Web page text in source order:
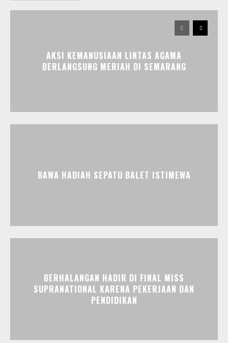
AKSI KEMANUSIAAN LINTAS AGAMA
BERLANGSUNG MERIAH DI SEMARANG
BAWA HADIAH SEPATU BALET ISTIMEWA
BERHALANGAN HADIR DI FINAL MISS
SUPRANATIONAL KARENA PEKERJAAN DAN
PENDIDIKAN